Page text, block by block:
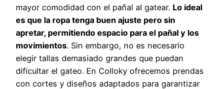
mayor comodidad con el pañal al gatear. Lo ideal
es que la ropa tenga buen ajuste pero sin
apretar, permitiendo espacio para el pañal y los
movimientos. Sin embargo, no es necesario
elegir tallas demasiado grandes que puedan
dificultar el gateo. En Colloky ofrecemos prendas
con cortes y diseños adaptados para garantizar